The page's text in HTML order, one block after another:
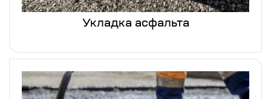
Укладка асфальта